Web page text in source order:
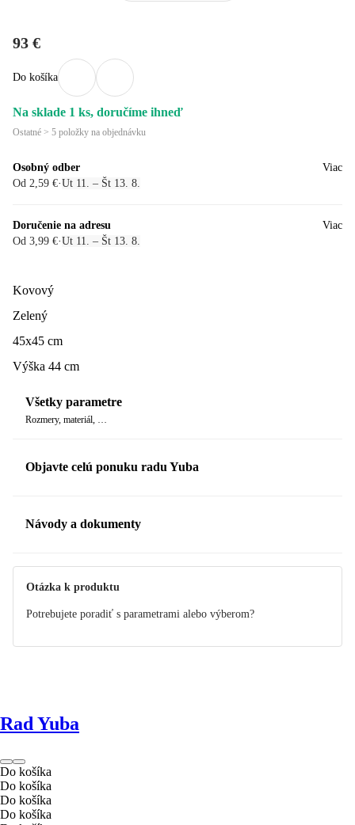
93 €
Do košíka
Na sklade 1 ks, doručíme ihneď
Ostatné > 5 položky na objednávku
Osobný odber
Od 2,59 €·Ut 11. – Št 13. 8.
Viac
Doručenie na adresu
Od 3,99 €·Ut 11. – Št 13. 8.
Viac
Kovový
Zelený
45x45 cm
Výška 44 cm
Všetky parametre
Rozmery, materiál, …
Objavte celú ponuku radu Yuba
Návody a dokumenty
Otázka k produktu
Potrebujete poradiť s parametrami alebo výberom?
Rad Yuba
Do košíka
Do košíka
Do košíka
Do košíka